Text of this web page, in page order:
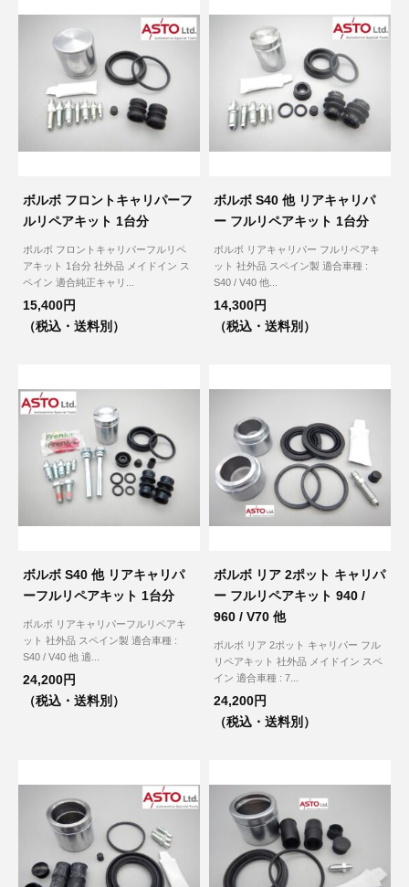
ボルボ フロントキャリパーフ
ルリペアキット 1台分
ボルボ フロントキャリパーフルリペ
アキット 1台分 社外品 メイドイン ス
ペイン 適合純正キャリ...
15,400円
（税込・送料別）
ボルボ S40 他 リアキャリパ
ー フルリペアキット 1台分
ボルボ リアキャリパー フルリペアキ
ット 社外品 スペイン製 適合車種 :
S40 / V40 他...
14,300円
（税込・送料別）
ボルボ S40 他 リアキャリパ
ーフルリペアキット 1台分
ボルボ リアキャリパーフルリペアキ
ット 社外品 スペイン製 適合車種 :
S40 / V40 他 適...
24,200円
（税込・送料別）
ボルボ リア 2ポット キャリパ
ー フルリペアキット 940 /
960 / V70 他
ボルボ リア 2ポット キャリパー フル
リペアキット 社外品 メイドイン スペ
イン 適合車種 : 7...
24,200円
（税込・送料別）